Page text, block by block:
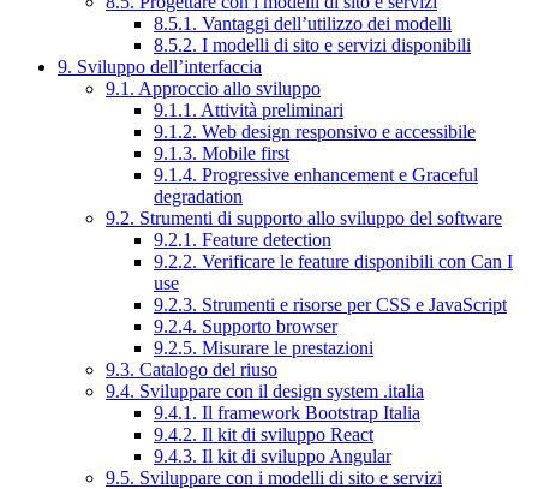
8.5.1. Vantaggi dell’utilizzo dei modelli
8.5.2. I modelli di sito e servizi disponibili
9. Sviluppo dell’interfaccia
9.1. Approccio allo sviluppo
9.1.1. Attività preliminari
9.1.2. Web design responsivo e accessibile
9.1.3. Mobile first
9.1.4. Progressive enhancement e Graceful
degradation
9.2. Strumenti di supporto allo sviluppo del software
9.2.1. Feature detection
9.2.2. Verificare le feature disponibili con Can I
use
9.2.3. Strumenti e risorse per CSS e JavaScript
9.2.4. Supporto browser
9.2.5. Misurare le prestazioni
9.3. Catalogo del riuso
9.4. Sviluppare con il design system .italia
9.4.1. Il framework Bootstrap Italia
9.4.2. Il kit di sviluppo React
9.4.3. Il kit di sviluppo Angular
9.5. Sviluppare con i modelli di sito e servizi